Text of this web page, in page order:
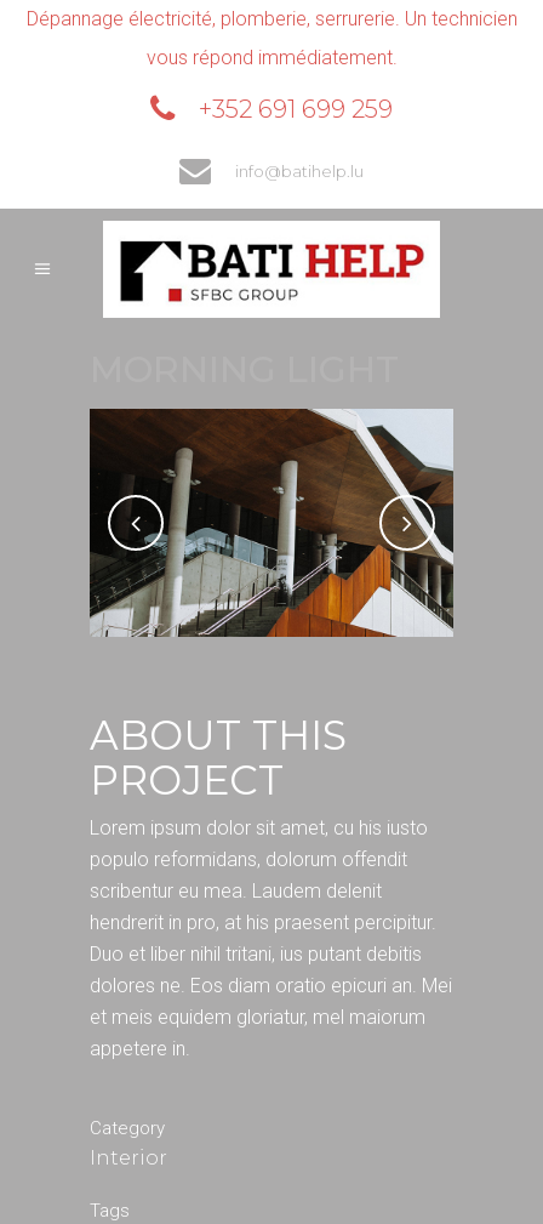
Dépannage électricité, plomberie, serrurerie. Un technicien
vous répond immédiatement.
+352 691 699 259
info@batihelp.lu
ABOUT THIS
PROJECT
Lorem ipsum dolor sit amet, cu his iusto
populo reformidans, dolorum offendit
scribentur eu mea. Laudem delenit
hendrerit in pro, at his praesent percipitur.
Duo et liber nihil tritani, ius putant debitis
dolores ne. Eos diam oratio epicuri an. Mei
et meis equidem gloriatur, mel maiorum
appetere in.
Category
Interior
Tags